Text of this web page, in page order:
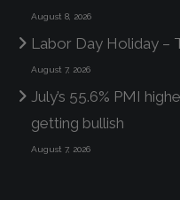
August 8, 2026
Labor Day Holiday –
August 7, 2026
July’s 55.6% PMI
getting bullish
August 7, 2026